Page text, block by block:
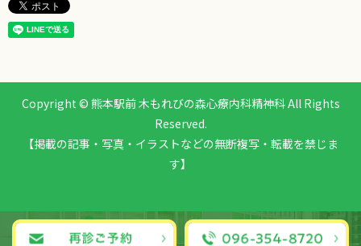
Copyright © 熊本駅前 木もれびの森心療内科精神科 All Rights
Reserved.
【掲載の記事・写真・イラストなどの無断複写・転載を禁じま
す】